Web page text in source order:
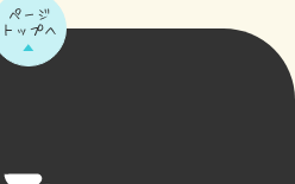
ページ
トップへ